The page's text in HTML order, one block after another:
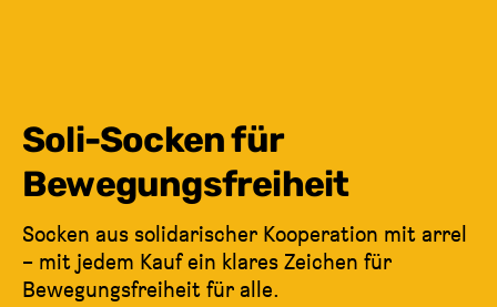
Soli-Socken für
Bewegungsfreiheit
Socken aus solidarischer Kooperation mit arrel
– mit jedem Kauf ein klares Zeichen für
Bewegungsfreiheit für alle.